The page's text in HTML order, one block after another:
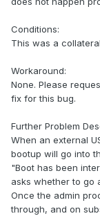
Conditions:
This was a
Workaround:
None. Please
fix for this bug.
Further Problem
When an external
bootup will go into
"Boot has been
asks whether to go
Once the admin
through, and on